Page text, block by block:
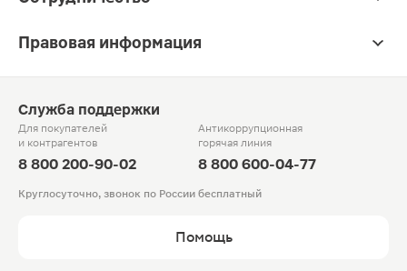
Правовая информация
Служба поддержки
Для покупателей
и контрагентов
8 800 200-90-02
Антикоррупционная
горячая линия
8 800 600-04-77
Круглосуточно, звонок по России бесплатный
Помощь